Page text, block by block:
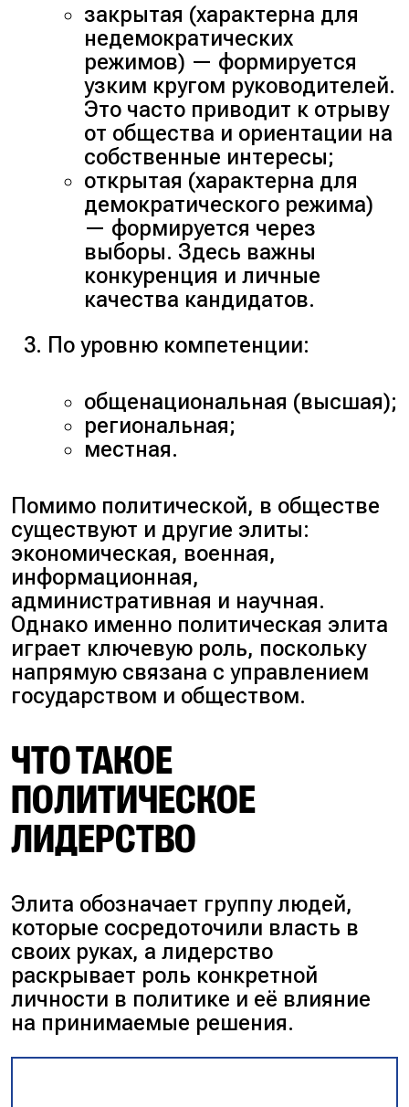
закрытая (характерна для
недемократических
режимов) — формируется
узким кругом руководителей.
Это часто приводит к отрыву
от общества и ориентации на
собственные интересы;
открытая (характерна для
демократического режима)
— формируется через
выборы. Здесь важны
конкуренция и личные
качества кандидатов.
По уровню компетенции:
общенациональная (высшая);
региональная;
местная.
Помимо политической, в обществе
существуют и другие элиты:
экономическая, военная,
информационная,
административная и научная.
Однако именно политическая элита
играет ключевую роль, поскольку
напрямую связана с управлением
государством и обществом.
ЧТО ТАКОЕ
ПОЛИТИЧЕСКОЕ
ЛИДЕРСТВО
Элита обозначает группу людей,
которые сосредоточили власть в
своих руках, а лидерство
раскрывает роль конкретной
личности в политике и её влияние
на принимаемые решения.